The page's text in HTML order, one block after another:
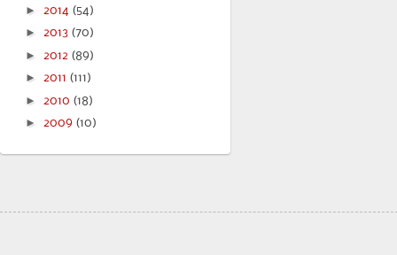
► 2014 (54)
► 2013 (70)
► 2012 (89)
► 2011 (111)
► 2010 (18)
► 2009 (10)